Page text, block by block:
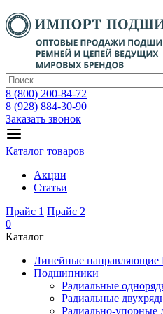
8 (800) 200-84-72
8 (928) 884-30-90
Заказать звонок
Каталог товаров
Акции
Статьи
Прайс 1 Прайс 2
0
Каталог
Линейные направляющие
Подшипники
Радиальные
Радиальные
Радиально-